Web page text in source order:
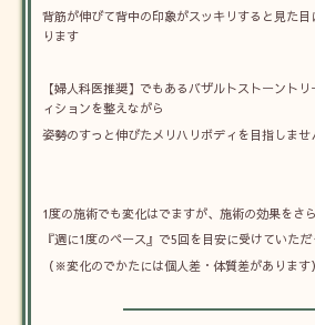
背筋が伸びて背中の印象がスッキリすると見た
ります
【婦人科医推奨】でもあるバザルトストーント
ィションを整えながら
姿勢のすっと伸びたメリハリボディを目指しませ
1度の施術でも変化はでますが、施術の効果をさ
『週に1度のペース』で5回を目安に受けていた
（※変化のでかたには個人差・体質差があります）